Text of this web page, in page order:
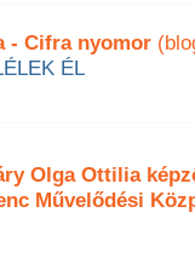
- Cifra nyomor
ÉL
Olga Ottilia
Művelődési